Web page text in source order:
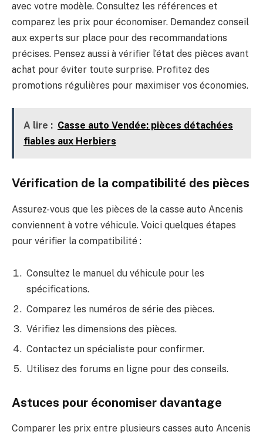
avec votre modèle. Consultez les références et
comparez les prix pour économiser. Demandez conseil
aux experts sur place pour des recommandations
précises. Pensez aussi à vérifier l’état des pièces avant
achat pour éviter toute surprise. Profitez des
promotions régulières pour maximiser vos économies.
A lire : Casse auto Vendée: pièces détachées
fiables aux Herbiers
Vérification de la compatibilité des pièces
Assurez-vous que les pièces de la casse auto Ancenis
conviennent à votre véhicule. Voici quelques étapes
pour vérifier la compatibilité :
Consultez le manuel du véhicule pour les
spécifications.
Comparez les numéros de série des pièces.
Vérifiez les dimensions des pièces.
Contactez un spécialiste pour confirmer.
Utilisez des forums en ligne pour des conseils.
Astuces pour économiser davantage
Comparer les prix entre plusieurs casses auto Ancenis